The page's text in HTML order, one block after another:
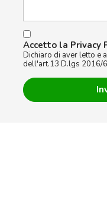
Accetto la Privacy
Dichiaro di aver letto e
dell'art.13 D.lgs 2016/